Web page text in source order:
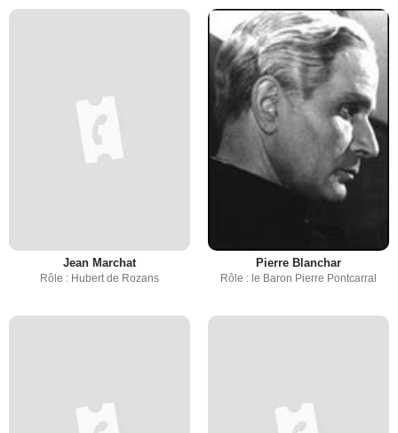
Jean Marchat
Rôle : Hubert de Rozans
Pierre Blanchar
Rôle : le Baron Pierre Pontcarral